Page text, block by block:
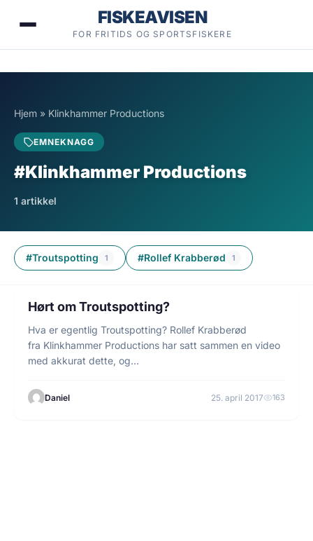
FISKEAVISEN
FOR FRITIDS OG SPORTSFISKERE
Hjem » Klinkhammer Productions
EMNEKNAGG
#Klinkhammer Productions
1 artikkel
#Troutspotting 1 #Rollef Krabberød 1
FISKE
1 min lesetid
Hørt om Troutspotting?
Hva er egentlig Troutspotting? Rollef Krabberød
fra Klinkhammer Productions har satt sammen en video
med akkurat dette, og…
Daniel 25. april 2017 163